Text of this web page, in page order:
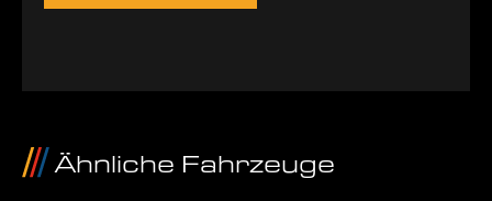
Ähnliche Fahrzeuge